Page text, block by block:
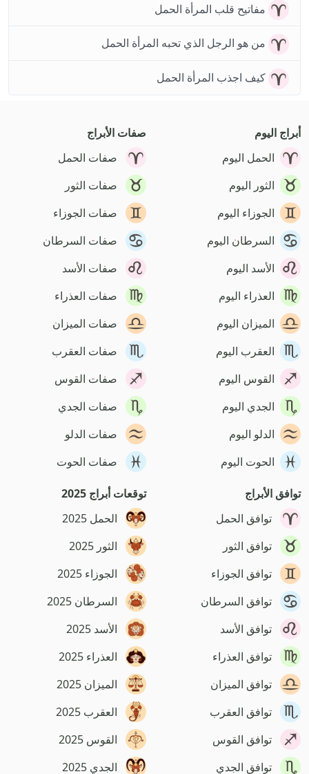
مفاتيح قلب المرأة الحمل
من هو الرجل الذي تحبه المرأة الحمل
كيف اجذب المرأة الحمل
أبراج اليوم
الحمل اليوم
الثور اليوم
الجوزاء اليوم
السرطان اليوم
الأسد اليوم
العذراء اليوم
الميزان اليوم
العقرب اليوم
القوس اليوم
الجدي اليوم
الدلو اليوم
الحوت اليوم
صفات الأبراج
صفات الحمل
صفات الثور
صفات الجوزاء
صفات السرطان
صفات الأسد
صفات العذراء
صفات الميزان
صفات العقرب
صفات القوس
صفات الجدي
صفات الدلو
صفات الحوت
توافق الأبراج
توافق الحمل
توافق الثور
توافق الجوزاء
توافق السرطان
توافق الأسد
توافق العذراء
توافق الميزان
توافق العقرب
توافق القوس
توافق الجدي
توقعات أبراج 2025
الحمل 2025
الثور 2025
الجوزاء 2025
السرطان 2025
الأسد 2025
العذراء 2025
الميزان 2025
العقرب 2025
القوس 2025
الجدي 2025